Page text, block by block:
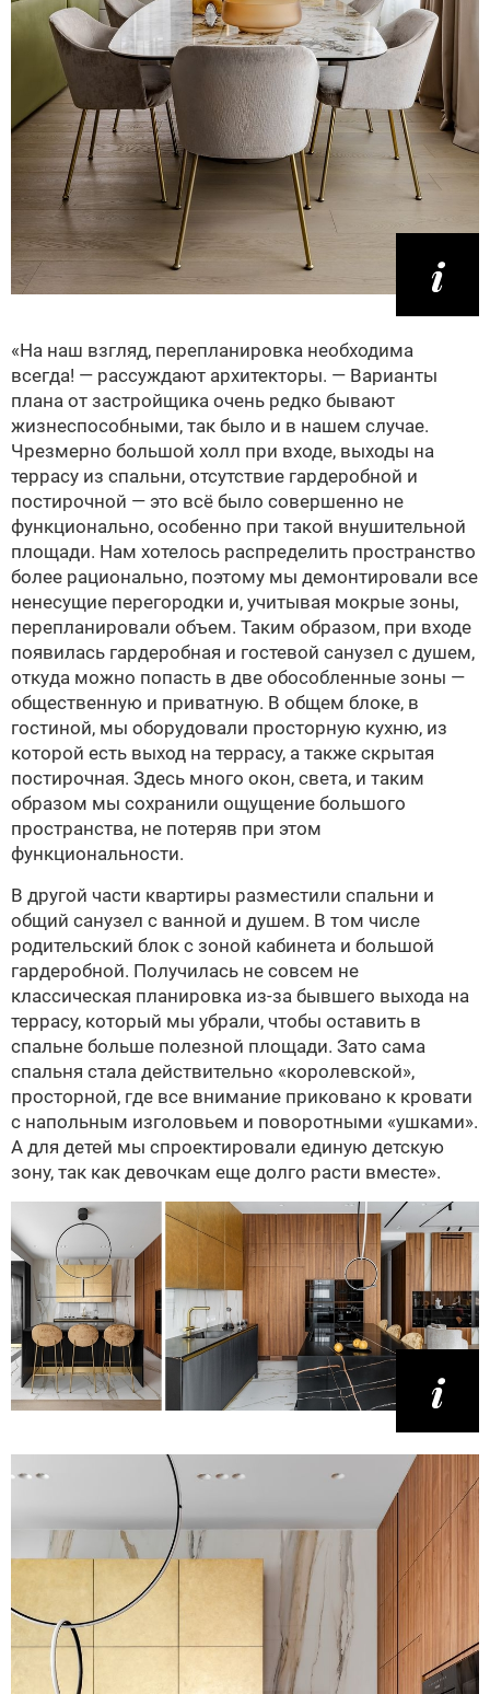
«На наш взгляд, перепланировка необходима
всегда! — рассуждают архитекторы. — Варианты
плана от застройщика очень редко бывают
жизнеспособными, так было и в нашем случае.
Чрезмерно большой холл при входе, выходы на
террасу из спальни, отсутствие гардеробной и
постирочной — это всё было совершенно не
функционально, особенно при такой внушительной
площади. Нам хотелось распределить пространство
более рационально, поэтому мы демонтировали все
ненесущие перегородки и, учитывая мокрые зоны,
перепланировали объем. Таким образом, при входе
появилась гардеробная и гостевой санузел с душем,
откуда можно попасть в две обособленные зоны —
общественную и приватную. В общем блоке, в
гостиной, мы оборудовали просторную кухню, из
которой есть выход на террасу, а также скрытая
постирочная. Здесь много окон, света, и таким
образом мы сохранили ощущение большого
пространства, не потеряв при этом
функциональности.
В другой части квартиры разместили спальни и
общий санузел с ванной и душем. В том числе
родительский блок с зоной кабинета и большой
гардеробной. Получилась не совсем не
классическая планировка из-за бывшего выхода на
террасу, который мы убрали, чтобы оставить в
спальне больше полезной площади. Зато сама
спальня стала действительно «королевской»,
просторной, где все внимание приковано к кровати
с напольным изголовьем и поворотными «ушками».
А для детей мы спроектировали единую детскую
зону, так как девочкам еще долго расти вместе».